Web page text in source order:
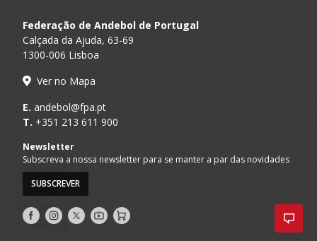
Federação de Andebol de Portugal
Calçada da Ajuda, 63-69
1300-006 Lisboa
Ver no Mapa
E. andebol@fpa.pt
T. +351 213 611 900
Newsletter
Subscreva a nossa newsletter para se manter a par das novidades
SUBSCREVER
Siga-
nos
Siga-
nos
Siga-
nos
AndebolTV
Loja